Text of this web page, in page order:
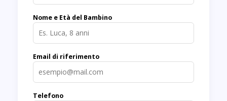
Nome e Età del Bambino
Email di riferimento
Telefono